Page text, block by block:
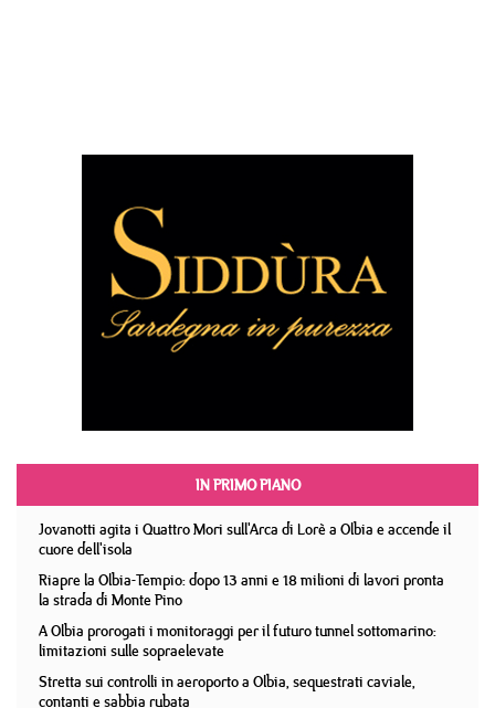
IN PRIMO PIANO
Jovanotti agita i Quattro Mori sull'Arca di Lorè a Olbia e accende il
cuore dell'isola
Riapre la Olbia-Tempio: dopo 13 anni e 18 milioni di lavori pronta
la strada di Monte Pino
A Olbia prorogati i monitoraggi per il futuro tunnel sottomarino:
limitazioni sulle sopraelevate
Stretta sui controlli in aeroporto a Olbia, sequestrati caviale,
contanti e sabbia rubata